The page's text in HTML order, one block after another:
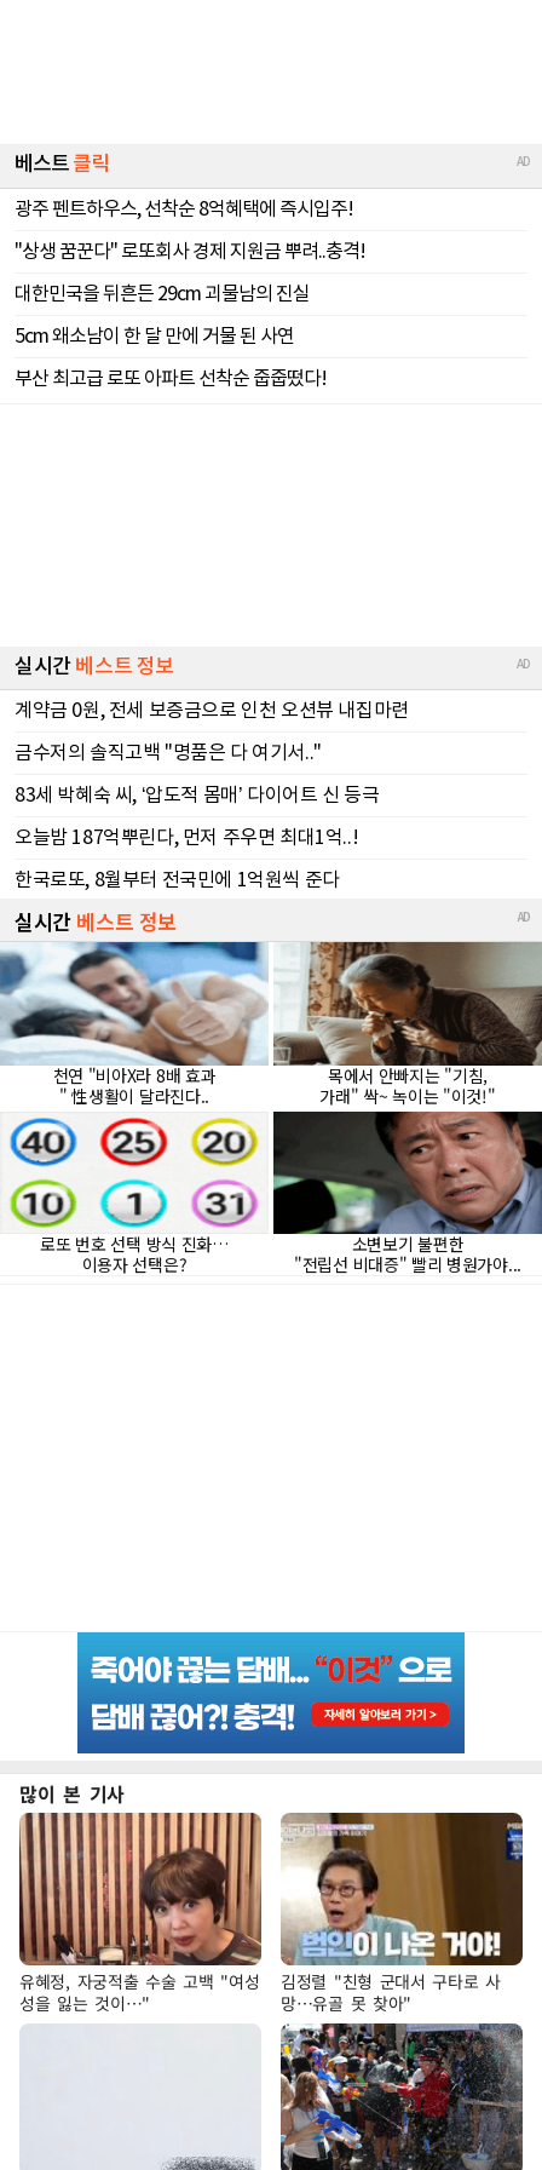
많이 본 기사
유혜정, 자궁적출 수술 고백 "여성
성을 잃는 것이…"
김정렬 "친형 군대서 구타로 사
망…유골 못 찾아"